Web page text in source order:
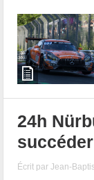
24h
Écrit parJean-